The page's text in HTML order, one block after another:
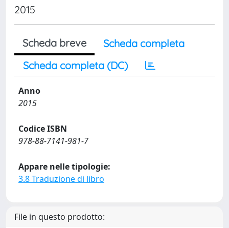
2015
Scheda breve
Scheda completa
Scheda completa (DC)
Anno
2015
Codice ISBN
978-88-7141-981-7
Appare nelle tipologie:
3.8 Traduzione di libro
File in questo prodotto: